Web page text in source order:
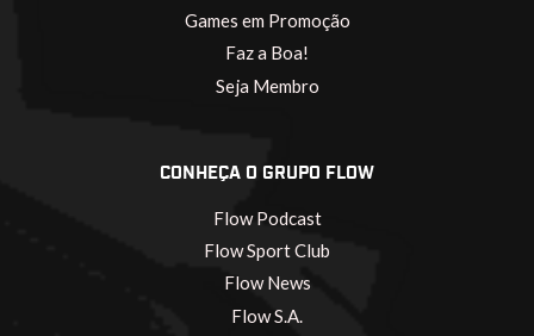
Games em Promoção
Faz a Boa!
Seja Membro
CONHEÇA O GRUPO FLOW
Flow Podcast
Flow Sport Club
Flow News
Flow S.A.